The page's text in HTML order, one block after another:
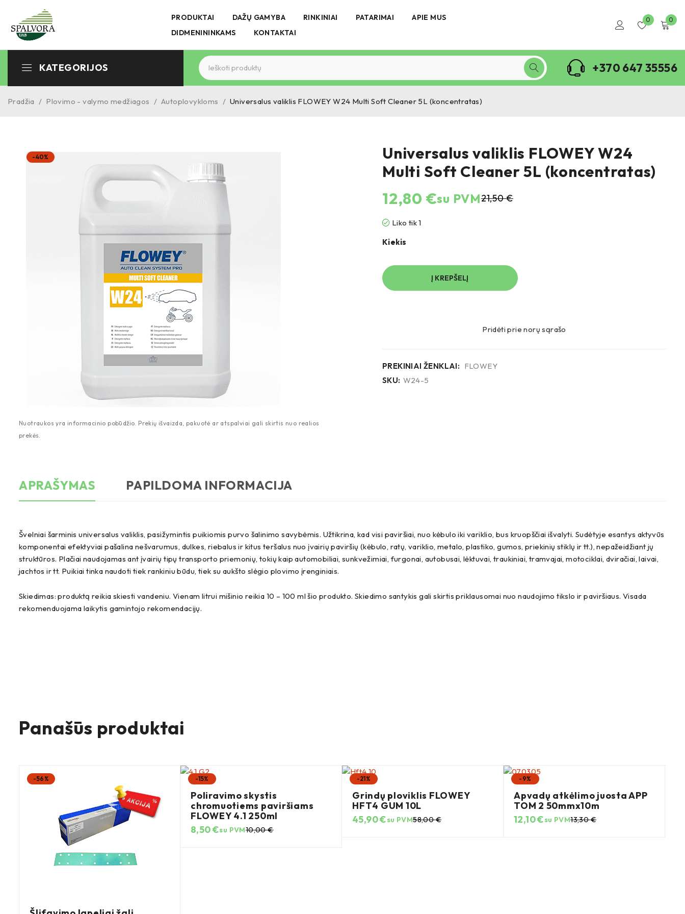
PRODUKTAI DAŽŲ GAMYBA RINKINIAI PATARIMAI
APIE MUS
DIDMENININKAMS
KONTAKTAI
0 0
KATEGORIJOS +370 647 35556
Pradžia / Plovimo - valymo medžiagos / Autoplovykloms / Universalus valiklis FLOWEY W24 Multi Soft Cleaner 5L (koncentratas)
-40%
Universalus valiklis FLOWEY W24
Multi Soft Cleaner 5L (koncentratas)
21,50€
12,80 €su PVM
Liko tik 1
Kiekis
Į KREPŠELĮ
Pridėti prie norų sąrašo
PREKINIAI ŽENKLAI: FLOWEY
SKU: W24-5
APRAŠYMAS PAPILDOMA INFORMACIJA
Švelniai šarminis universalus valiklis, pasižymintis puikiomis purvo šalinimo savybėmis. Užtikrina, kad visi paviršiai, nuo kėbulo iki variklio, bus kruopščiai išvalyti. Sudėtyje esantys aktyvūs
komponentai efektyviai pašalina nešvarumus, dulkes, riebalus ir kitus teršalus nuo įvairių paviršių (kėbulo, ratų, variklio, metalo, plastiko, gumos, priekinių stiklų ir tt.), nepažeidžiant jų
struktūros. Plačiai naudojamas ant įvairių tipų transporto priemonių, tokių kaip automobiliai, sunkvežimiai, furgonai, autobusai, lėktuvai, traukiniai, tramvajai, motociklai, dviračiai, laivai,
jachtos ir tt. Puikiai tinka naudoti tiek rankiniu būdu, tiek su aukšto slėgio plovimo įrenginiais.
Skiedimas: produktą reikia skiesti vandeniu. Vienam litrui mišinio reikia 10 – 100 ml šio produkto. Skiedimo santykis gali skirtis priklausomai nuo naudojimo tikslo ir paviršiaus. Visada
rekomenduojama laikytis gamintojo rekomendacijų.
Panašūs produktai
-56% -15%
Poliravimo skystis
chromuotiems paviršiams
FLOWEY 4.1 250ml
10,00€
8,50€su PVM
-21%
Grindų ploviklis FLOWEY
HFT4 GUM 10L
58,00€
45,90€su PVM
-9%
Apvadų atkėlimo juosta APP
TOM 2 50mmx10m
13,30€
12,10€su PVM